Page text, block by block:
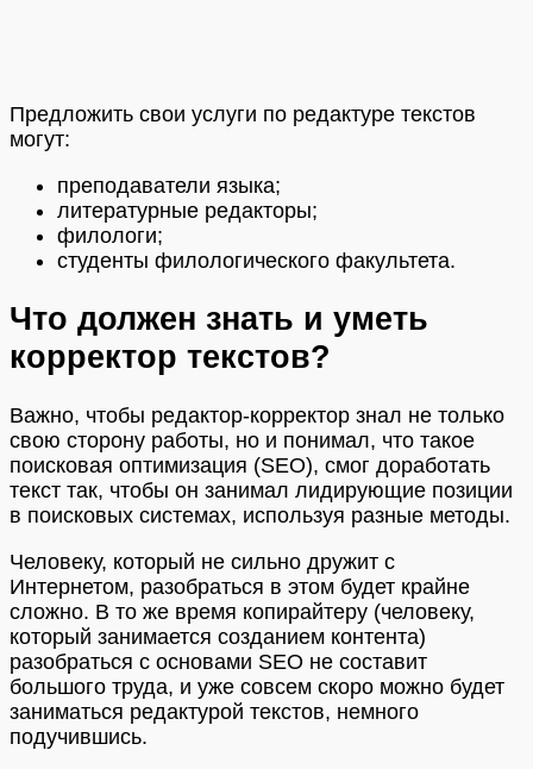
Предложить свои услуги по редактуре текстов
могут:
преподаватели языка;
литературные редакторы;
филологи;
студенты филологического факультета.
Что должен знать и уметь
корректор текстов?
Важно, чтобы редактор-корректор знал не только
свою сторону работы, но и понимал, что такое
поисковая оптимизация (SEO), смог доработать
текст так, чтобы он занимал лидирующие позиции
в поисковых системах, используя разные методы.
Человеку, который не сильно дружит с
Интернетом, разобраться в этом будет крайне
сложно. В то же время копирайтеру (человеку,
который занимается созданием контента)
разобраться с основами SEO не составит
большого труда, и уже совсем скоро можно будет
заниматься редактурой текстов, немного
подучившись.